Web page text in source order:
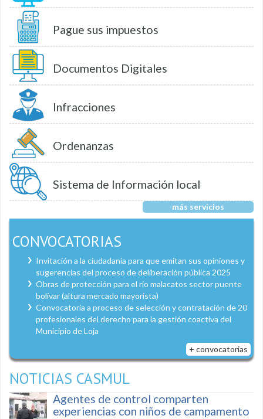
Pague sus impuestos
Documentos Digitales
Infracciones
Ordenanzas
Sistema de Información local
más servicios
CONVOCATORIAS
Invitación a la ciudadanía para que emitan sus opiniones y
sugerencias del proceso de deliberación pública 2025
Obras de protección para el río malacatos sector puente
bolívar (altura mercado mayorista)
Convocatoria a proceso de selección y contratación de 20
profesionales del derecho para la gestión coactiva del
Municipio de Loja
+ convocatorias
NOTICIAS CASMUL
Agentes de control comparten
experiencias con niños de campamento